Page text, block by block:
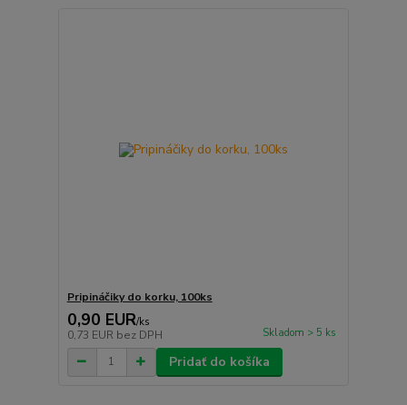
Pripináčiky do korku, 100ks
0,90 EUR/ks
0,73 EUR bez DPH Skladom > 5 ks
Pridať do košíka